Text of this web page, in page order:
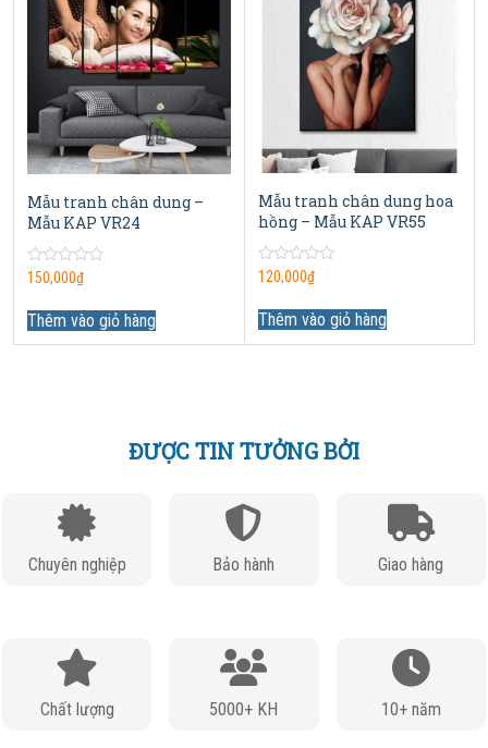
Mẫu tranh chân dung –
Mẫu KAP VR24
0
5
150,000₫
Thêm vào giỏ hàng
Mẫu tranh chân dung hoa
hồng – Mẫu KAP VR55
0
5
120,000₫
Thêm vào giỏ hàng
ĐƯỢC TIN TƯỞNG BỞI
Chuyên nghiệp Bảo hành Giao hàng
Chất lượng 5000+ KH 10+ năm